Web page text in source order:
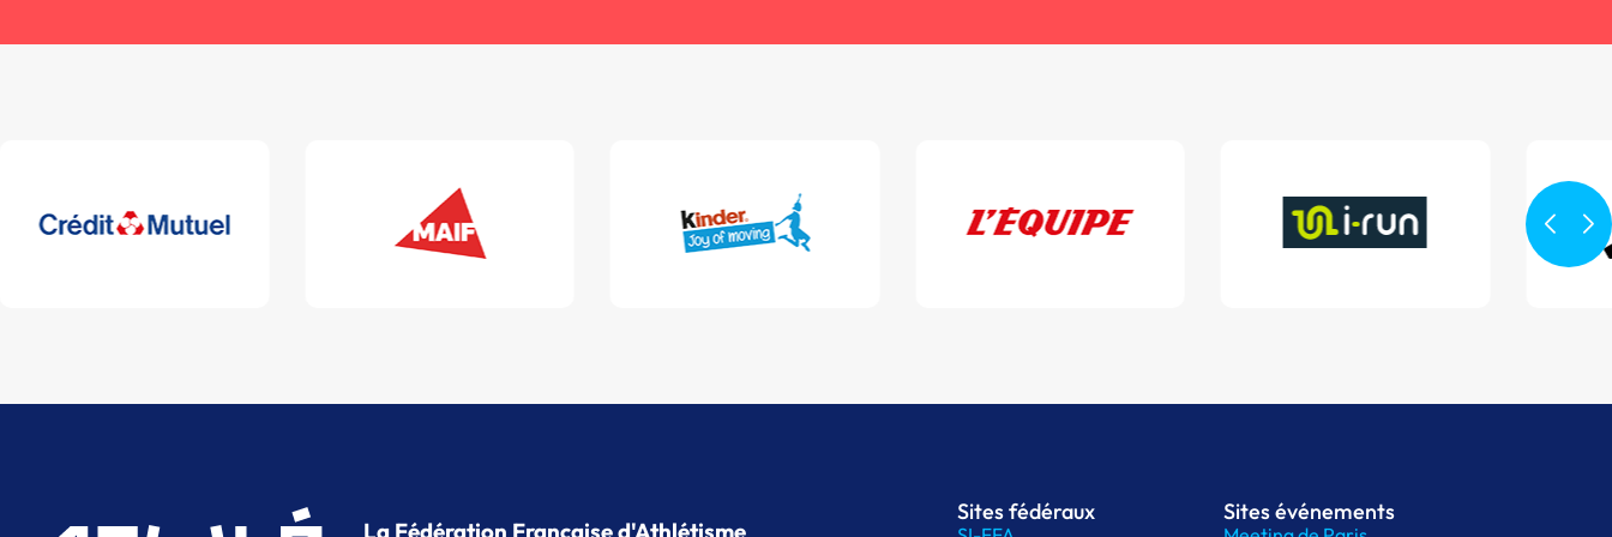
La Fédération Française d'Athlétisme
Sites fédéraux Sites événements